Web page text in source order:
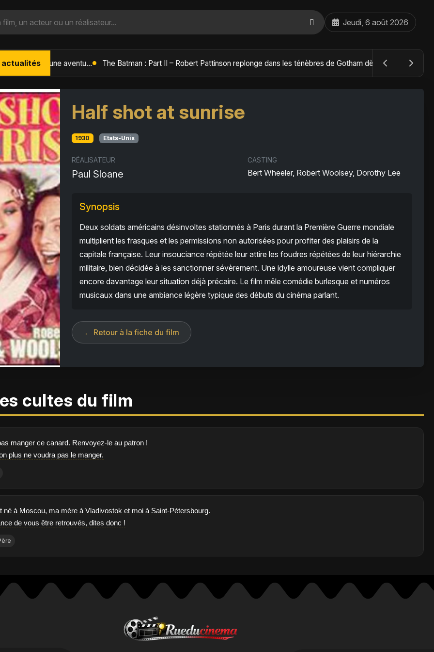
Jeudi, 6 août 2026
actualités L'Âge de Glace : Le Réveil du Volcan – Manny, Sid et Diego de retour pour une aventure explosive The Batman : Part II – Robert Pattinson replonge dans les ténèbres de Gotham dès octobre 2027
Half shot at sunrise
1930 Etats-Unis
RÉALISATEUR
Paul Sloane
CASTING
Bert Wheeler, Robert Woolsey, Dorothy Lee
Synopsis
Deux soldats américains désinvoltes stationnés à Paris durant la Première Guerre mondiale
multiplient les frasques et les permissions non autorisées pour profiter des plaisirs de la
capitale française. Leur insouciance répétée leur attire les foudres répétées de leur hiérarchie
militaire, bien décidée à les sanctionner sévèrement. Une idylle amoureuse vient compliquer
encore davantage leur situation déjà précaire. Le film mêle comédie burlesque et numéros
musicaux dans une ambiance légère typique des débuts du cinéma parlant.
← Retour à la fiche du film
cultes du film
manger ce canard. Renvoyez-le au patron !
plus ne voudra pas le manger.
né à Moscou, ma mère à Vladivostok et moi à Saint-Pétersbourg.
de vous être retrouvés, dites donc !